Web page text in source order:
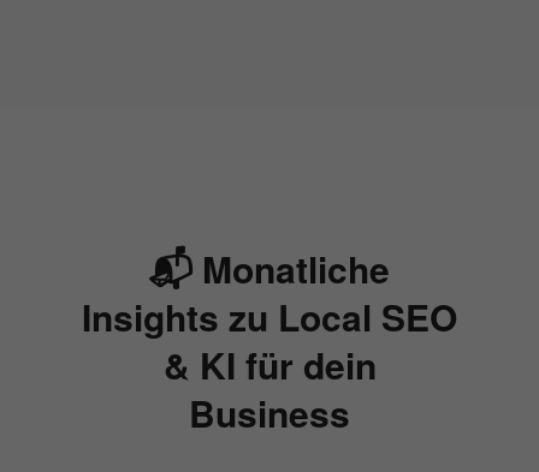
📬 Monatliche
Insights zu Local SEO
& KI für dein
Business